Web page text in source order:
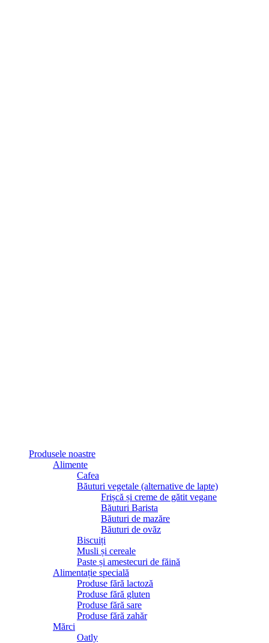
Produsele noastre
Alimente
Cafea
Băuturi vegetale (alternative de lapte)
Frișcă și creme de gătit vegane
Băuturi Barista
Băuturi de mazăre
Băuturi de ovăz
Biscuiți
Musli și cereale
Paste și amestecuri de făină
Alimentație specială
Produse fără lactoză
Produse fără gluten
Produse fără sare
Produse fără zahăr
Mărci
Oatly